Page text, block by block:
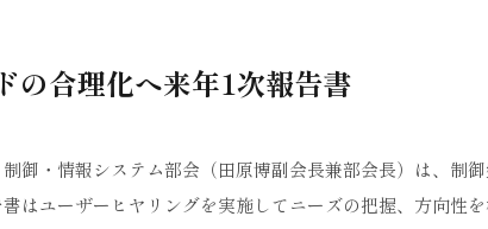
の合理化へ来年1次報告書
御・情報システム部会（田原博副会長兼部会長）は、制
はユーザーヒヤリングを実施してニーズの把握、方向性を